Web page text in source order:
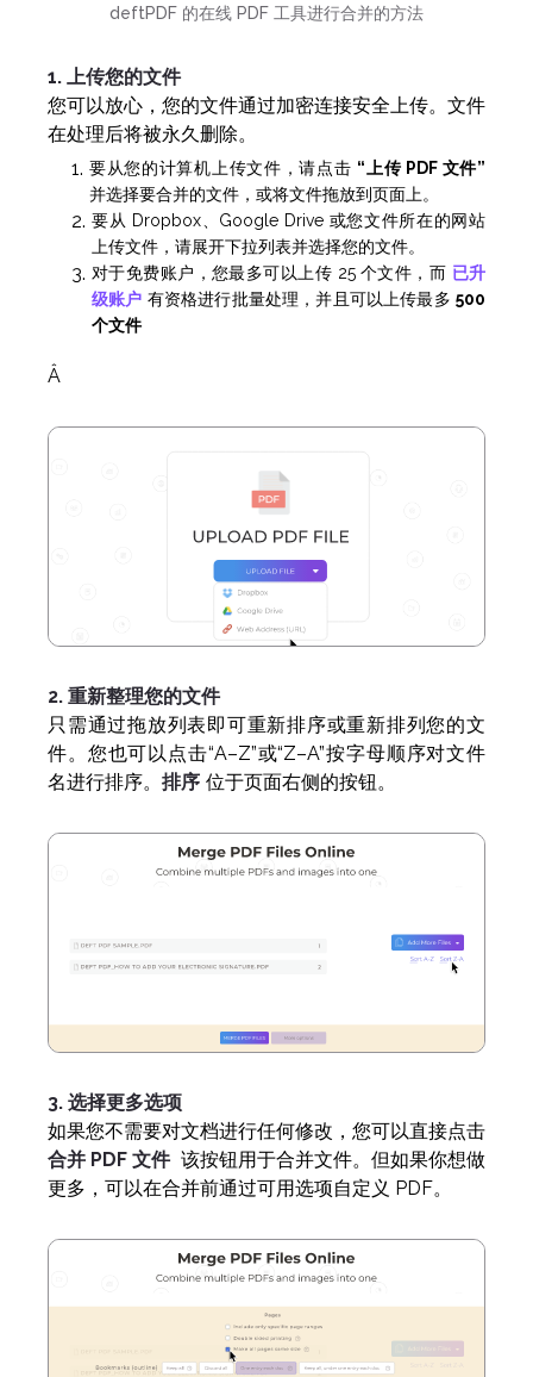
deftPDF 的在线 PDF 工具进行合并的方法
1. 上传您的文件
您可以放心，您的文件通过加密连接安全上传。文件
在处理后将被永久删除。
要从您的计算机上传文件，请点击 “上传 PDF 文件”
并选择要合并的文件，或将文件拖放到页面上。
要从 Dropbox、Google Drive 或您文件所在的网站
上传文件，请展开下拉列表并选择您的文件。
对于免费账户，您最多可以上传 25 个文件，而 已升
级账户 有资格进行批量处理，并且可以上传最多500
个文件
Â
2. 重新整理您的文件
只需通过拖放列表即可重新排序或重新排列您的文
件。您也可以点击“A–Z”或“Z–A”按字母顺序对文件
名进行排序。 排序 位于页面右侧的按钮。
3. 选择更多选项
如果您不需要对文档进行任何修改，您可以直接点击
合并 PDF 文件 该按钮用于合并文件。但如果你想做
更多，可以在合并前通过可用选项自定义 PDF。